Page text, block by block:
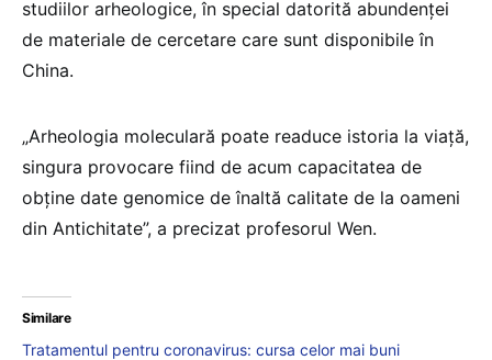
studiilor arheologice, în special datorită abundenţei
de materiale de cercetare care sunt disponibile în
China.
„Arheologia moleculară poate readuce istoria la viaţă,
singura provocare fiind de acum capacitatea de
obţine date genomice de înaltă calitate de la oameni
din Antichitate”, a precizat profesorul Wen.
Similare
Tratamentul pentru coronavirus: cursa celor mai buni